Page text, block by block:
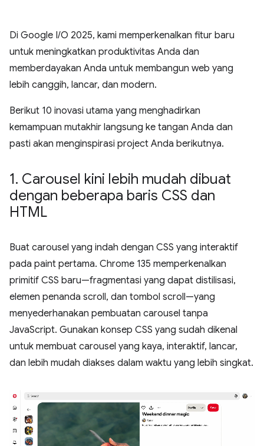
Di Google I/O 2025, kami memperkenalkan fitur baru
untuk meningkatkan produktivitas Anda dan
memberdayakan Anda untuk membangun web yang
lebih canggih, lancar, dan modern.
Berikut 10 inovasi utama yang menghadirkan
kemampuan mutakhir langsung ke tangan Anda dan
pasti akan menginspirasi project Anda berikutnya.
1. Carousel kini lebih mudah dibuat
dengan beberapa baris CSS dan
HTML
Buat carousel yang indah dengan CSS yang interaktif
pada paint pertama. Chrome 135 memperkenalkan
primitif CSS baru—fragmentasi yang dapat distilisasi,
elemen penanda scroll, dan tombol scroll—yang
menyederhanakan pembuatan carousel tanpa
JavaScript. Gunakan konsep CSS yang sudah dikenal
untuk membuat carousel yang kaya, interaktif, lancar,
dan lebih mudah diakses dalam waktu yang lebih singkat.